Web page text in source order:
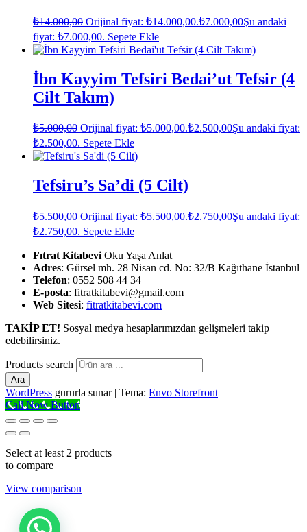
₺14.000,00 Orijinal fiyat: ₺14.000,00.₺7.000,00Şu andaki
fiyat: ₺7.000,00. Sepete Ekle
İbn Kayyim Tefsiri Bedai’ut Tefsir (4
Cilt Takım)
₺5.000,00 Orijinal fiyat: ₺5.000,00.₺2.500,00Şu andaki fiyat:
₺2.500,00. Sepete Ekle
Tefsiru’s Sa’di (5 Cilt)
₺5.500,00 Orijinal fiyat: ₺5.500,00.₺2.750,00Şu andaki fiyat:
₺2.750,00. Sepete Ekle
Fıtrat Kitabevi Oku Yaşa Anlat
Adres: Gürsel mh. 28 Nisan cd. No: 32/B Kağıthane İstanbul
Telefon: 0552 508 44 34
E-posta: fitratkitabevi@gmail.com
Web Sitesi: fitratkitabevi.com
TAKİP ET! Sosyal medya hesaplarımızdan gelişmeleri takip
edebilirsiniz.
Products search
Ara
WordPress gururla sunar | Tema: Envo Storefront
Call Now Button
Select at least 2 products
to compare
View comparison